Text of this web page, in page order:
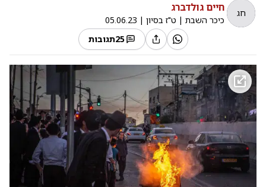
חג חיים גולדברג
כיכר השבת | ט"ז בסיון |
05.06.23
25תגובות